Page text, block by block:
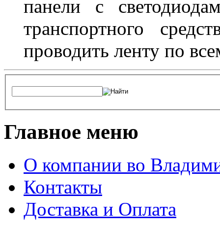
панели с
транспортного
проводить ленту по
Главное меню
О компании во
Контакты
Доставка и Оплата